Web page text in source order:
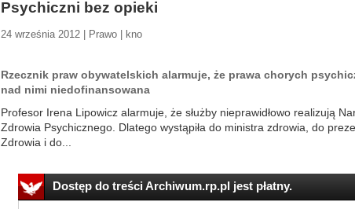
Psychiczni bez opieki
24 września 2012 | Prawo | kno
Rzecznik praw obywatelskich alarmuje, że prawa chorych
nad nimi niedofinansowana
Profesor Irena Lipowicz alarmuje, że służby nieprawidłowo realizują
Zdrowia Psychicznego. Dlatego wystąpiła do ministra zdrowia, do
Zdrowia i do...
Dostęp do treści Archiwum.rp.pl jest płatny.